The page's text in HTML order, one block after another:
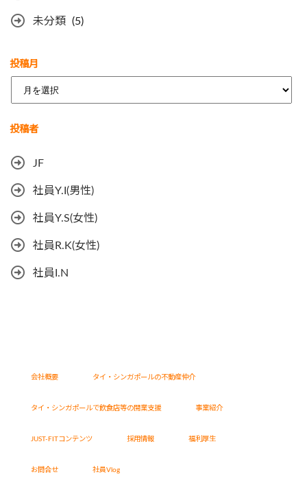
未分類 (5)
投稿月
ー
イ
投稿者
JF
社員Y.I(男性)
社員Y.S(女性)
社員R.K(女性)
社員I.N
会社概要 タイ・シンガポールの不動産仲介
タイ・シンガポールで飲食店等の開業支援 事業紹介
JUST-FITコンテンツ 採用情報 福利厚生
お問合せ 社員Vlog